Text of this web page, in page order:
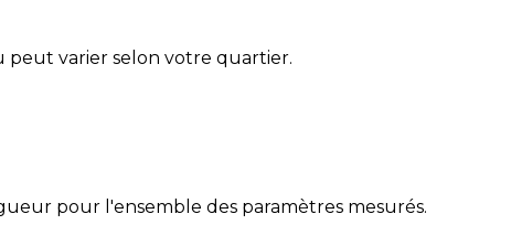
peut varier selon votre quartier.
pour l'ensemble des paramètres mesurés.